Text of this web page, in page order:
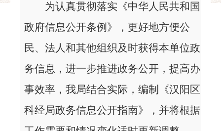
为认真贯彻落实《中华人民共和国
政府信息公开条例》，更好地方便公
民、法人和其他组织及时获得本单位政
务信息，进一步推进政务公开，提高办
事效率，我局结合实际，编制《汉阳区
科经局政务信息公开指南》，并将根据